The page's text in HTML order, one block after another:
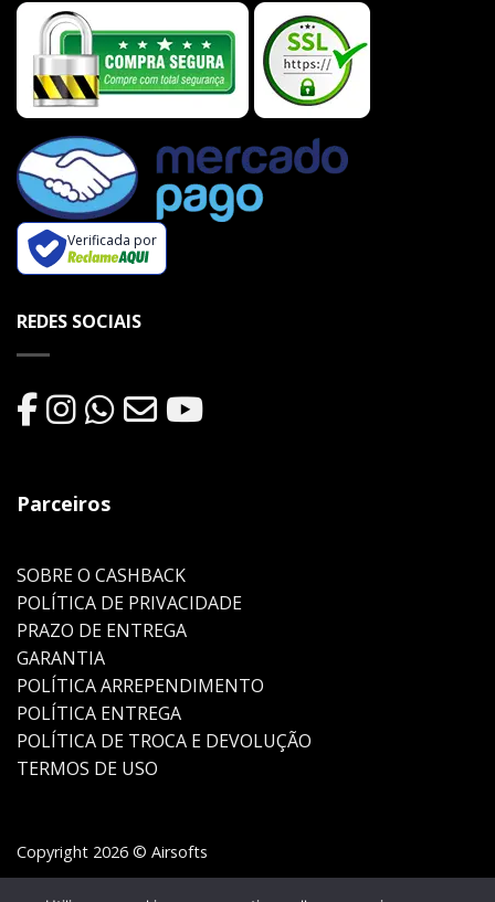
Verificada por
REDES SOCIAIS
Parceiros
SOBRE O CASHBACK
POLÍTICA DE PRIVACIDADE
PRAZO DE ENTREGA
GARANTIA
POLÍTICA ARREPENDIMENTO
POLÍTICA ENTREGA
POLÍTICA DE TROCA E DEVOLUÇÃO
TERMOS DE USO
Copyright 2026 © Airsofts